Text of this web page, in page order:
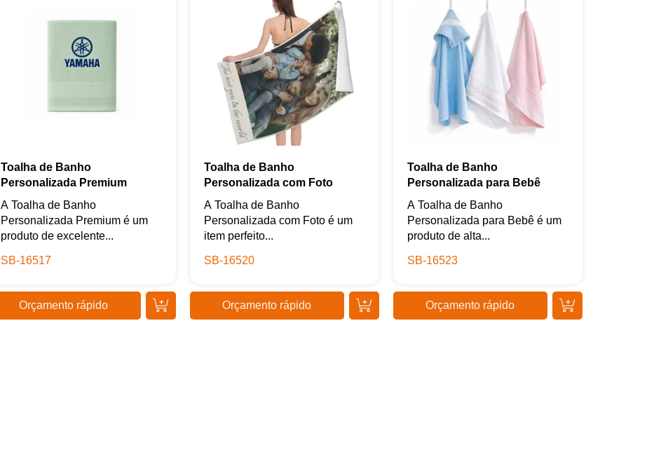
Toalha de Banho
Personalizada Premium
A Toalha de Banho
Personalizada Premium é um
produto de excelente...
SB-16517
Orçamento rápido
Toalha de Banho
Personalizada com Foto
A Toalha de Banho
Personalizada com Foto é um
item perfeito...
SB-16520
Orçamento rápido
Toalha de Banho
Personalizada para Bebê
A Toalha de Banho
Personalizada para Bebê é um
produto de alta...
SB-16523
Orçamento rápido
Eu concordo em receber comunicações.
A nossa empresa está comprometida a proteger e respeitar sua
momento.